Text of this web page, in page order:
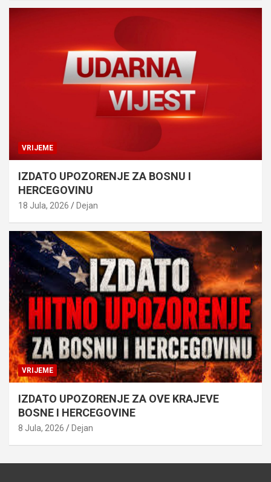
VRIJEME
IZDATO UPOZORENJE ZA BOSNU I
HERCEGOVINU
18 Jula, 2026 Dejan
VRIJEME
IZDATO UPOZORENJE ZA OVE KRAJEVE
BOSNE I HERCEGOVINE
8 Jula, 2026 Dejan